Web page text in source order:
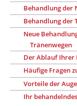
Behandlung der
Behandlung der
Neue
Tränenwegen
Der Ablauf
Häufige Fragen
Vorteile der
Ihr